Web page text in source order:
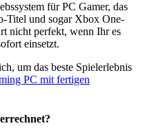
für PC Gamer, das
Titel und sogar Xbox One-
nicht perfekt, wenn Ihr es
einsetzt.
um das beste Spielerlebnis
PC mit fertigen